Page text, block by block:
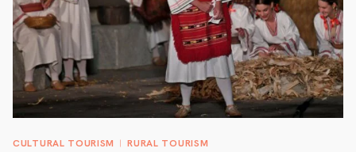
CULTURAL TOURISM RURAL TOURISM